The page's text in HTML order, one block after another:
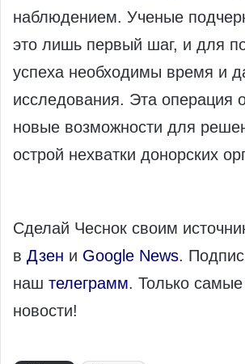
наблюдением. Ученые
это лишь первый шаг, и для
успеха необходимы время и
исследования. Эта операция
новые возможности для
острой нехватки донорских
Сделай Чеснок своим
в Дзен и Google News.
наш телеграмм. Только
новости!